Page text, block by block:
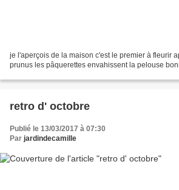
je l'aperçois de la maison c'est le premier à fleurir
prunus les pâquerettes envahissent la pelouse
retro d' octobre
Publié le 13/03/2017 à 07:30
Par jardindecamille